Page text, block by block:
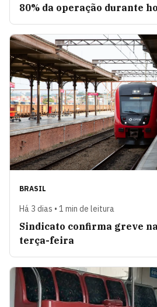
80% da operação durante
BRASIL
Há 3 dias • 1 min de leitura
Sindicato confirma greve
terça-feira